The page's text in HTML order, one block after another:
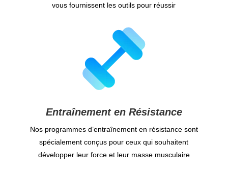
vous fournissent les outils pour réussir
Entraînement en Résistance
Nos programmes d’entraînement en résistance sont
spécialement conçus pour ceux qui souhaitent
développer leur force et leur masse musculaire